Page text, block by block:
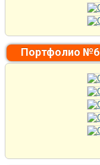
Портфолио №6